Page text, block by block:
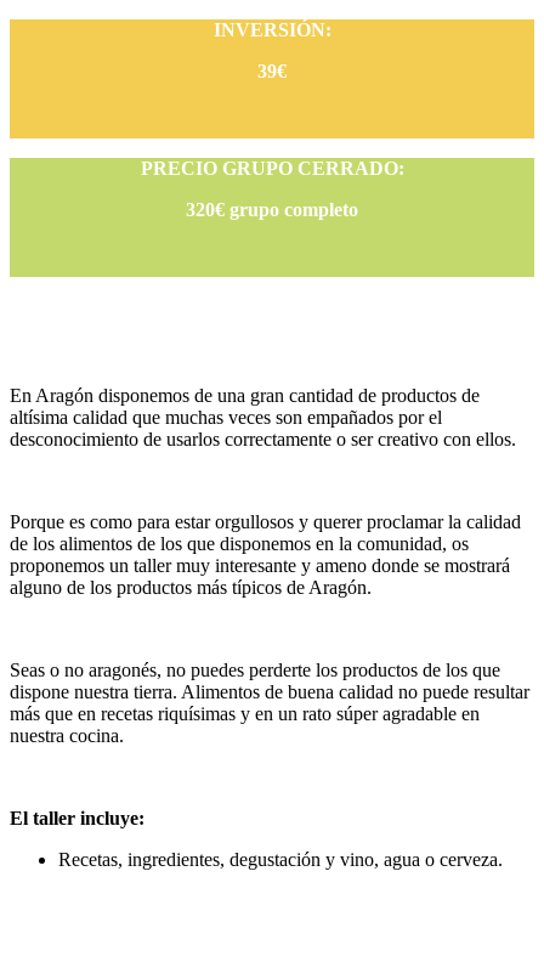
INVERSIÓN:
39€
PRECIO GRUPO CERRADO:
320€ grupo completo
En Aragón disponemos de una gran cantidad de productos de
altísima calidad que muchas veces son empañados por el
desconocimiento de usarlos correctamente o ser creativo con ellos.
Porque es como para estar orgullosos y querer proclamar la calidad
de los alimentos de los que disponemos en la comunidad, os
proponemos un taller muy interesante y ameno donde se mostrará
alguno de los productos más típicos de Aragón.
Seas o no aragonés, no puedes perderte los productos de los que
dispone nuestra tierra. Alimentos de buena calidad no puede resultar
más que en recetas riquísimas y en un rato súper agradable en
nuestra cocina.
El taller incluye:
Recetas, ingredientes, degustación y vino, agua o cerveza.